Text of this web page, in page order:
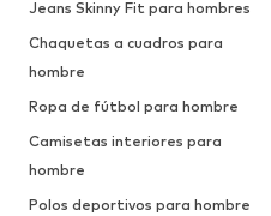
Jeans Skinny Fit para hombres
Chaquetas a cuadros para
hombre
Ropa de fútbol para hombre
Camisetas interiores para
hombre
Polos deportivos para hombre